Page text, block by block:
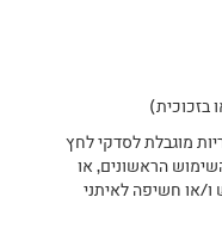
בזכוכית)
מוגבלת לסדקי לחץ
עבור 12 חודשי השימוש הראשונים, או
ו/או חשיפה לאיתני